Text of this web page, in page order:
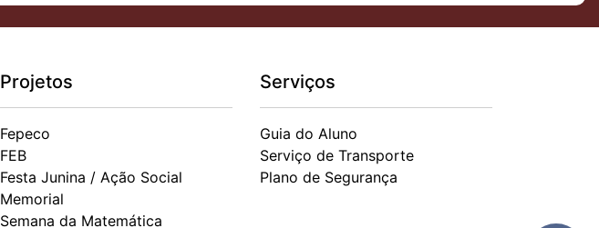
Projetos
Fepeco
FEB
Festa Junina / Ação Social
Memorial
Semana da Matemática
Serviços
Guia do Aluno
Serviço de Transporte
Plano de Segurança